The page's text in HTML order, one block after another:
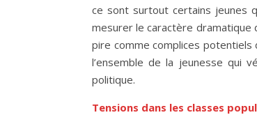
ce sont surtout certains jeunes
mesurer le caractère dramatique
pire comme complices potentiels
l’ensemble de la jeunesse qui
politique.
Tensions dans les classes